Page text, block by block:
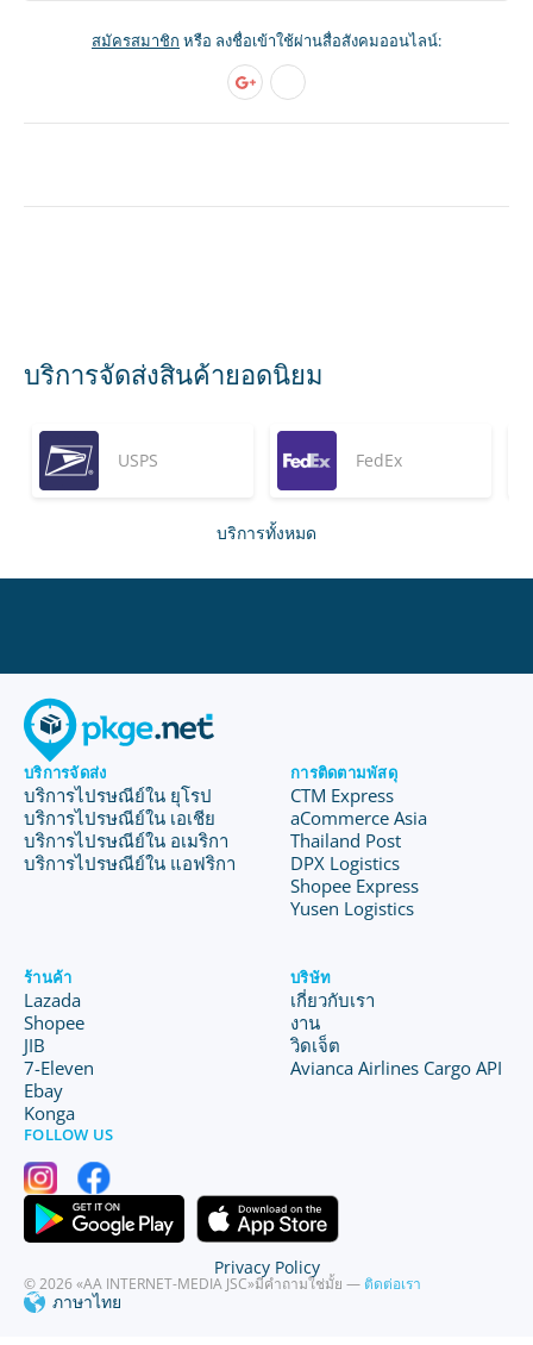
สมัครสมาชิก หรือ ลงชื่อเข้าใช้ผ่านสื่อสังคมออนไลน์:
บริการจัดส่งสินค้ายอดนิยม
USPS FedEx
บริการทั้งหมด
บริการจัดส่ง
บริการไปรษณีย์ใน ยุโรป
บริการไปรษณีย์ใน เอเชีย
บริการไปรษณีย์ใน อเมริกา
บริการไปรษณีย์ใน แอฟริกา
การติดตามพัสดุ
CTM Express
aCommerce Asia
Thailand Post
DPX Logistics
Shopee Express
Yusen Logistics
ร้านค้า
Lazada
Shopee
JIB
7-Eleven
Ebay
Konga
บริษัท
เกี่ยวกับเรา
งาน
วิดเจ็ต
Avianca Airlines Cargo API
FOLLOW US
© 2026 «AA INTERNET-MEDIA JSC»มีคำถามใช่มั้ย — ติดต่อเรา
ภาษาไทย
Privacy Policy